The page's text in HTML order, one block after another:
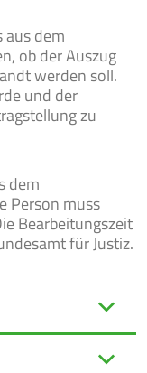
aus dem
ob der Auszug
werden soll.
und der
zu
dem
Person muss
Bearbeitungszeit
für Justiz.